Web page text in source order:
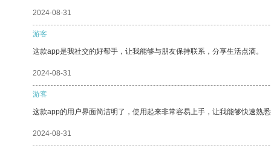
2024-08-31
游客
这款app是我社交的好帮手，让我能够与朋友保持联系，分享生活点滴。
2024-08-31
游客
这款app的用户界面简洁明了，使用起来非常容易上手，让我能够快速熟
2024-08-31